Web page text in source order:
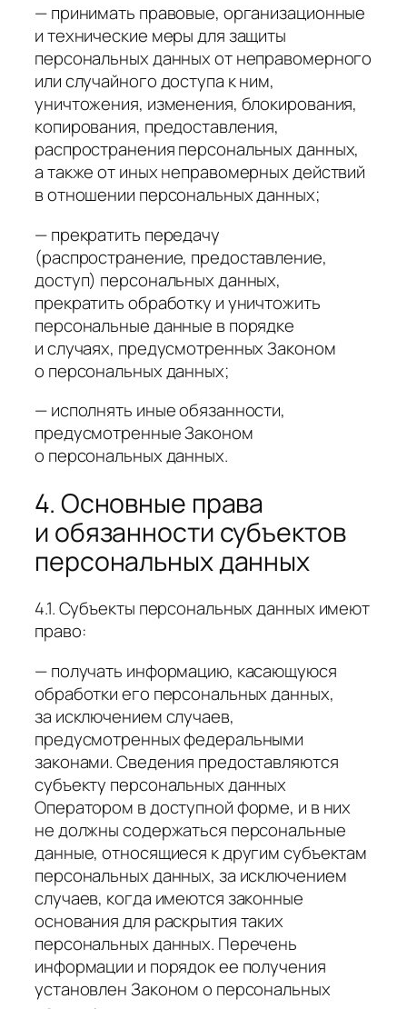
— принимать правовые, организационные
и технические меры для защиты
персональных данных от неправомерного
или случайного доступа к ним,
уничтожения, изменения, блокирования,
копирования, предоставления,
распространения персональных данных,
а также от иных неправомерных действий
в отношении персональных данных;
— прекратить передачу
(распространение, предоставление,
доступ) персональных данных,
прекратить обработку и уничтожить
персональные данные в порядке
и случаях, предусмотренных Законом
о персональных данных;
— исполнять иные обязанности,
предусмотренные Законом
о персональных данных.
4. Основные права
и обязанности субъектов
персональных данных
4.1. Субъекты персональных данных имеют
право:
— получать информацию, касающуюся
обработки его персональных данных,
за исключением случаев,
предусмотренных федеральными
законами. Сведения предоставляются
субъекту персональных данных
Оператором в доступной форме, и в них
не должны содержаться персональные
данные, относящиеся к другим субъектам
персональных данных, за исключением
случаев, когда имеются законные
основания для раскрытия таких
персональных данных. Перечень
информации и порядок ее получения
установлен Законом о персональных